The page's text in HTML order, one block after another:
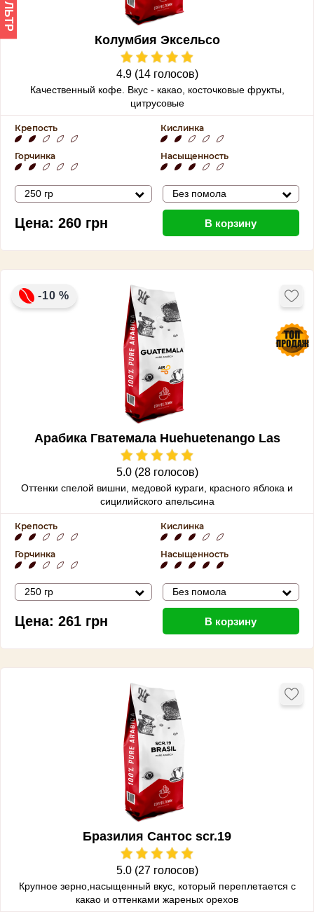
Колумбия Эксельсо
4.9 (14 голосов)
Качественный кофе. Вкус - какао, косточковые фрукты,
цитрусовые
Крепость Кислинка
Горчинка Насыщенность
250 гр Без помола
Цена: 260 грн В корзину
-10 %
Арабика Гватемала Huehuetenango Las
Amapolas
5.0 (28 голосов)
Оттенки спелой вишни, медовой кураги, красного яблока и
сицилийского апельсина
Крепость Кислинка
Горчинка Насыщенность
250 гр Без помола
Цена: 261 грн В корзину
Бразилия Сантос scr.19
5.0 (27 голосов)
Крупное зерно,насыщенный вкус, который переплетается с
какао и оттенками жареных орехов